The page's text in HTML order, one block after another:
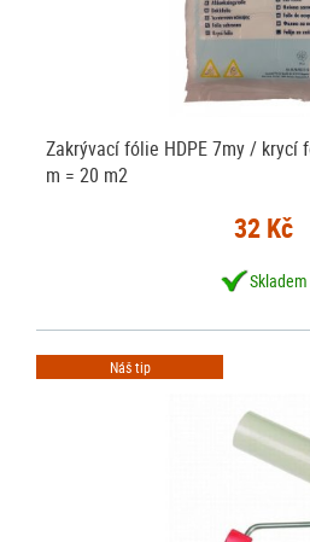
Zakrývací fólie HDPE 7my / krycí
m = 20 m2
32 Kč
Skladem
Náš tip